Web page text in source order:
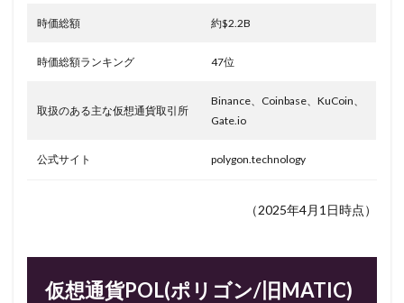
時価総額 約$2.2B
時価総額ランキング 47位
取扱のある主な仮想通貨取引所
Binance、Coinbase、KuCoin、
Gate.io
公式サイト polygon.technology
（2025年4月1日時点）
仮想通貨POL(ポリゴン/旧MATIC)